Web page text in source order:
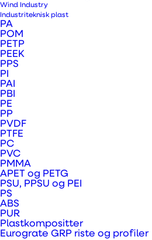
Wind Industry
Industriteknisk plast
PA
POM
PETP
PEEK
PPS
PI
PAI
PBI
PE
PP
PVDF
PTFE
PC
PVC
PMMA
APET og PETG
PSU, PPSU og PEI
PS
ABS
PUR
Plastkompositter
Eurograte GRP riste og profiler
Dansk
i genanvendt
akryl
skal skabe følelsen af at
være udendørs…